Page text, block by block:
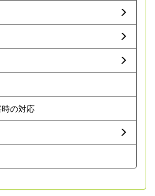
の対応